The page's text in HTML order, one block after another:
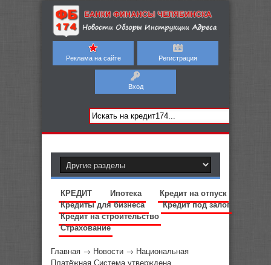
Реклама на сайте Регистрация
Вход
КРЕДИТ Ипотека
Кредит на отпуск
Кредиты для бизнеса
Кредит под залог
Кредит на строительство
Страхование
Главная → Новости → Национальная
Платёжная Система утверждена